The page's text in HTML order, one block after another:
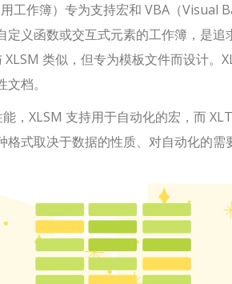
工作簿）专为支持宏和 VBA（
义函数或交互式元素的工作簿，是追
类似，但专为模板文件而设计
档。
，XLSM 支持用于自动化的宏，而
式取决于数据的性质、对自动化的需